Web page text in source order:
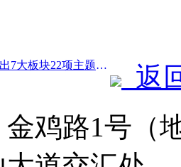
前一篇：文旅部：推出7大板块22项主题活动
返
鸡路1号（